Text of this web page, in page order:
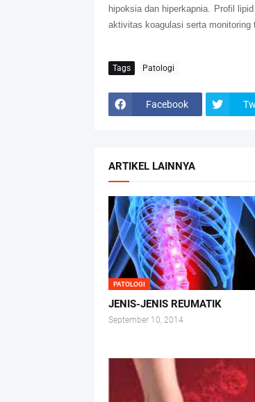
hipoksia dan hiperkapnia. Profil
aktivitas koagulasi serta monitoring
Tags Patologi
Facebook
ARTIKEL LAINNYA
PATOLOGI
JENIS-JENIS REUMATIK
September 10, 2014